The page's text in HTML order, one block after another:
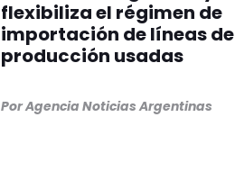
flexibiliza el régimen de
importación de líneas de
producción usadas
PorAgencia Noticias Argentinas